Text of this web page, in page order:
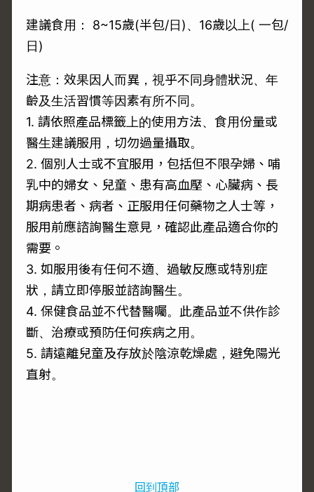
建議食用： 8~15歲(半包/日)、16歲以上( 一包/
日)
注意：效果因人而異，視乎不同身體狀況、年
齡及生活習慣等因素有所不同。
1. 請依照產品標籤上的使用方法、食用份量或
醫生建議服用，切勿過量攝取。
2. 個別人士或不宜服用，包括但不限孕婦、哺
乳中的婦女、兒童、患有高血壓、心臟病、長
期病患者、病者、正服用任何藥物之人士等，
服用前應諮詢醫生意見，確認此產品適合你的
需要。
3. 如服用後有任何不適、過敏反應或特別症
狀，請立即停服並諮詢醫生。
4. 保健食品並不代替醫囑。此產品並不供作診
斷、治療或預防任何疾病之用。
5. 請遠離兒童及存放於陰涼乾燥處，避免陽光
直射。
回到頂部